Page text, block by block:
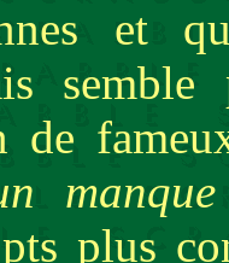
et
semble
de
plus